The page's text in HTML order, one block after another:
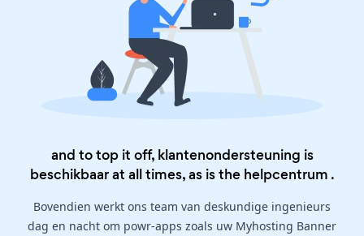
and to top it off, klantenondersteuning is
beschikbaar at all times, as is the helpcentrum .
Bovendien werkt ons team van deskundige ingenieurs
dag en nacht om powr-apps zoals uw Myhosting Banner